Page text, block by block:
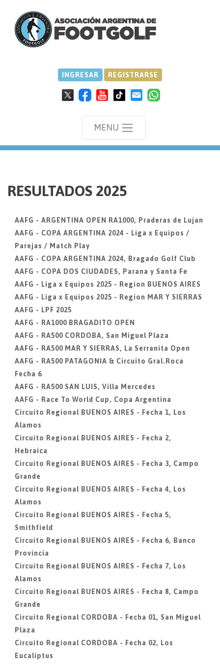
INGRESAR REGISTRARSE
MENU
RESULTADOS 2025
AAFG - ARGENTINA OPEN RA1000, Praderas de Lujan
AAFG - COPA ARGENTINA 2024 - Liga x Equipos /
Parejas / Match Play
AAFG - COPA ARGENTINA 2024, Bragado Golf Club
AAFG - COPA DOS CIUDADES, Parana y Santa Fe
AAFG - Liga x Equipos 2025 - Region BUENOS AIRES
AAFG - Liga x Equipos 2025 - Region MAR Y SIERRAS
AAFG - LPF 2025
AAFG - RA1000 BRAGADITO OPEN
AAFG - RA500 CORDOBA, San Miguel Plaza
AAFG - RA500 MAR Y SIERRAS, La Serranita Open
AAFG - RA500 PATAGONIA & Circuito Gral.Roca
Fecha 6
AAFG - RA500 SAN LUIS, Villa Mercedes
AAFG - Race To World Cup, Copa Argentina
Circuito Regional BUENOS AIRES - Fecha 1, Los
Alamos
Circuito Regional BUENOS AIRES - Fecha 2,
Hebraica
Circuito Regional BUENOS AIRES - Fecha 3, Campo
Grande
Circuito Regional BUENOS AIRES - Fecha 4, Los
Alamos
Circuito Regional BUENOS AIRES - Fecha 5,
Smithfield
Circuito Regional BUENOS AIRES - Fecha 6, Banco
Provincia
Circuito Regional BUENOS AIRES - Fecha 7, Los
Alamos
Circuito Regional BUENOS AIRES - Fecha 8, Campo
Grande
Circuito Regional CORDOBA - Fecha 01, San Miguel
Plaza
Circuito Regional CORDOBA - Fecha 02, Los
Eucaliptus